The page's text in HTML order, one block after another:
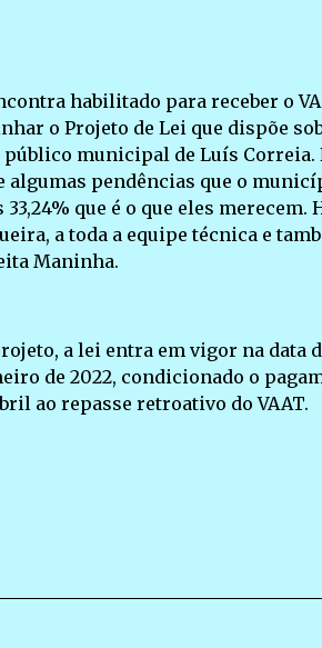
habilitado para receber o
o Projeto de Lei que dispõe
municipal de Luís Correia.
algumas pendências que o
que é o que eles
a toda a equipe técnica e
Maninha.
a lei entra em vigor na data
de 2022, condicionado o
ao repasse retroativo do VAAT.